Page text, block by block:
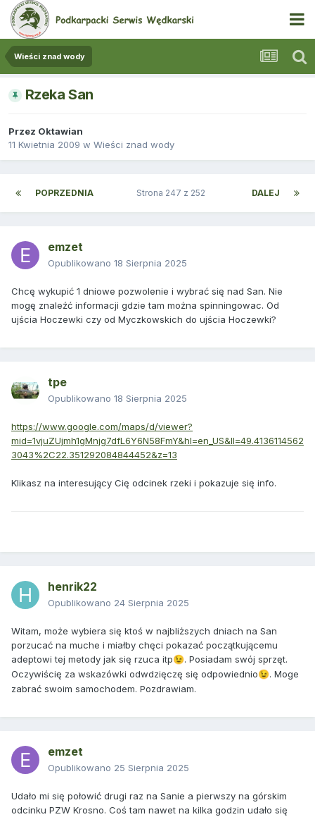
Wieści znad wody
Rzeka San
Przez Oktawian
11 Kwietnia 2009 w Wieści znad wody
POPRZEDNIA DALEJ
Strona 247 z 252
emzet
Opublikowano 18 Sierpnia 2025
Chcę wykupić 1 dniowe pozwolenie i wybrać się nad San. Nie
mogę znaleźć informacji gdzie tam można spinningowac. Od
ujścia Hoczewki czy od Myczkowskich do ujścia Hoczewki?
tpe
Opublikowano 18 Sierpnia 2025
https://www.google.com/maps/d/viewer?
mid=1vjuZUjmh1gMnjg7dfL6Y6N58FmY&hl=en_US&ll=49.4136114562
3043%2C22.351292084844452&z=13
Klikasz na interesujący Cię odcinek rzeki i pokazuje się info.
henrik22
Opublikowano 24 Sierpnia 2025
Witam, może wybiera się ktoś w najbliższych dniach na San
porzucać na muche i miałby chęci pokazać początkującemu
adeptowi tej metody jak się rzuca itp😉. Posiadam swój sprzęt.
Oczywiścię za wskazówki odwdzięczę się odpowiednio😉. Moge
zabrać swoim samochodem. Pozdrawiam.
emzet
Opublikowano 25 Sierpnia 2025
Udało mi się połowić drugi raz na Sanie a pierwszy na górskim
odcinku PZW Krosno. Coś tam nawet na kilka godzin udało się